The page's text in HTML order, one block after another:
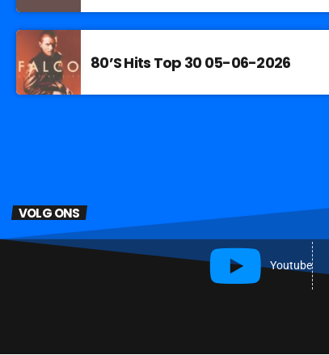
80’S Hits Top 30 05-06-2026
VOLG ONS
Youtube